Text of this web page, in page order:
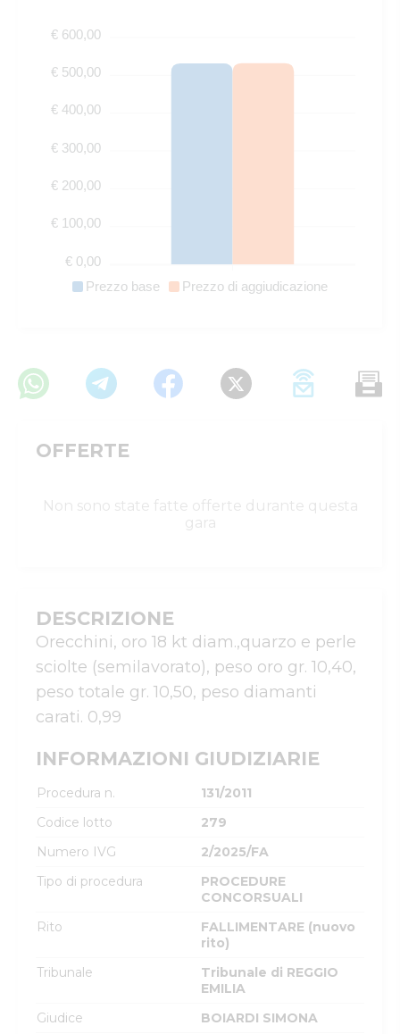
Prezzo base Prezzo di aggiudicazione
€ 600,00
€ 500,00
€ 400,00
€ 300,00
€ 200,00
€ 100,00
€ 0,00
OFFERTE
Non sono state fatte offerte durante questa
gara
DESCRIZIONE
Orecchini, oro 18 kt diam.,quarzo e perle
sciolte (semilavorato), peso oro gr. 10,40,
peso totale gr. 10,50, peso diamanti
carati. 0,99
INFORMAZIONI GIUDIZIARIE
Procedura n.
131/2011
Codice lotto
279
Numero IVG
2/2025/FA
Tipo di procedura
PROCEDURE
CONCORSUALI
Rito
FALLIMENTARE (nuovo
rito)
Tribunale
Tribunale di REGGIO
EMILIA
Giudice
BOIARDI SIMONA